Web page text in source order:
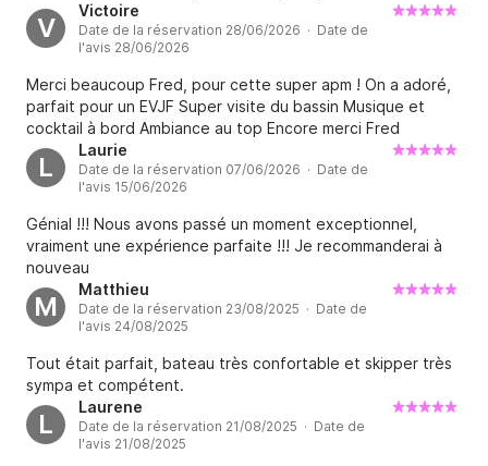
V
Victoire
Date de la réservation 28/06/2026 · Date de
l'avis 28/06/2026
Merci beaucoup Fred, pour cette super apm ! On a adoré,
parfait pour un EVJF Super visite du bassin Musique et
cocktail à bord Ambiance au top Encore merci Fred
L
Laurie
Date de la réservation 07/06/2026 · Date de
l'avis 15/06/2026
Génial !!! Nous avons passé un moment exceptionnel,
vraiment une expérience parfaite !!! Je recommanderai à
nouveau
M
Matthieu
Date de la réservation 23/08/2025 · Date de
l'avis 24/08/2025
Tout était parfait, bateau très confortable et skipper très
sympa et compétent.
L
Laurene
Date de la réservation 21/08/2025 · Date de
l'avis 21/08/2025